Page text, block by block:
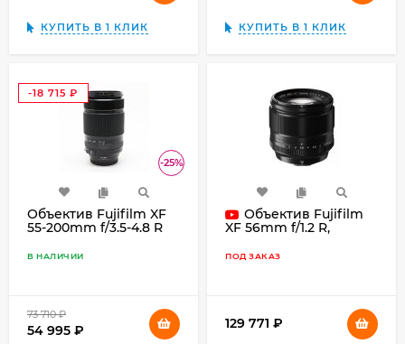
КУПИТЬ В 1 КЛИК КУПИТЬ В 1 КЛИК
-25%
-18 715
Объектив Fujifilm XF
55-200mm f/3.5-4.8 R
В НАЛИЧИИ
73 710
54 995
Объектив Fujifilm
XF 56mm f/1.2 R,
ПОД ЗАКАЗ
129 771